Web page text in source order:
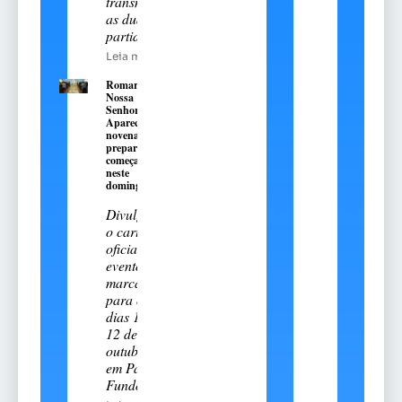
as duas
partidas
Leia mais
Romaria de
Nossa
Senhora
Aparecida:
novena
preparatória
começa
neste
domingo, 9
Divulgado
o cartal
oficial do
evento
marcado
para os
dias 11 e
12 de
outubro
em Passo
Fundo